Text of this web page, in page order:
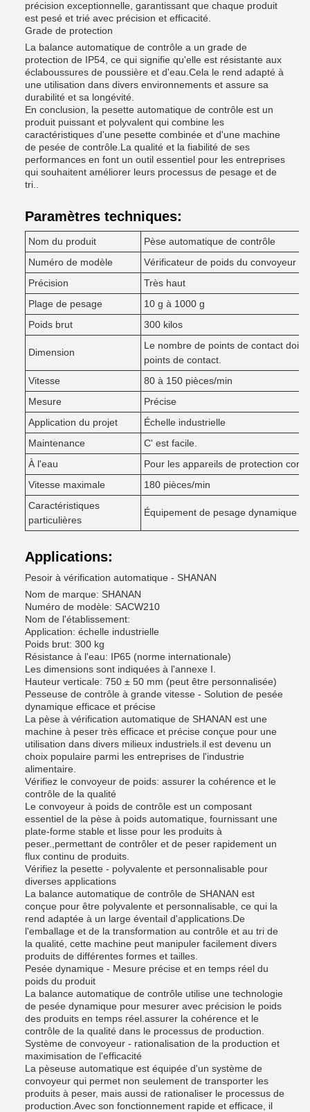
précision exceptionnelle, garantissant que chaque produit
est pesé et trié avec précision et efficacité.
Grade de protection
La balance automatique de contrôle a un grade de
protection de IP54, ce qui signifie qu'elle est résistante aux
éclaboussures de poussière et d'eau.Cela le rend adapté à
une utilisation dans divers environnements et assure sa
durabilité et sa longévité.
En conclusion, la pesette automatique de contrôle est un
produit puissant et polyvalent qui combine les
caractéristiques d'une pesette combinée et d'une machine
de pesée de contrôle.La qualité et la fiabilité de ses
performances en font un outil essentiel pour les entreprises
qui souhaitent améliorer leurs processus de pesage et de
tri..
Paramètres techniques:
Nom du produit
Pèse automatique de contrôle
Numéro de modèle
Vérificateur de poids du convoyeur
Précision
Très haut
Plage de pesage
10 g à 1000 g
Poids brut
300 kilos
Dimension
Le nombre de points de contact doit
points de contact.
Vitesse
80 à 150 pièces/min
Mesure
Précise
Application du projet
Échelle industrielle
Maintenance
C' est facile.
À l'eau
Pour les appareils de protection
Vitesse maximale
180 pièces/min
Caractéristiques
particulières
Équipement de pesage dynamique
Applications:
Pesoir à vérification automatique - SHANAN
Nom de marque: SHANAN
Numéro de modèle: SACW210
Nom de l'établissement:
Application: échelle industrielle
Poids brut: 300 kg
Résistance à l'eau: IP65 (norme internationale)
Les dimensions sont indiquées à l'annexe I.
Hauteur verticale: 750 ± 50 mm (peut être personnalisée)
Pesseuse de contrôle à grande vitesse - Solution de pesée
dynamique efficace et précise
La pèse à vérification automatique de SHANAN est une
machine à peser très efficace et précise conçue pour une
utilisation dans divers milieux industriels.il est devenu un
choix populaire parmi les entreprises de l'industrie
alimentaire.
Vérifiez le convoyeur de poids: assurer la cohérence et le
contrôle de la qualité
Le convoyeur à poids de contrôle est un composant
essentiel de la pèse à poids automatique, fournissant une
plate-forme stable et lisse pour les produits à
peser.,permettant de contrôler et de peser rapidement un
flux continu de produits.
Vérifiez la pesette - polyvalente et personnalisable pour
diverses applications
La balance automatique de contrôle de SHANAN est
conçue pour être polyvalente et personnalisable, ce qui la
rend adaptée à un large éventail d'applications.De
l'emballage et de la transformation au contrôle et au tri de
la qualité, cette machine peut manipuler facilement divers
produits de différentes formes et tailles.
Pesée dynamique - Mesure précise et en temps réel du
poids du produit
La balance automatique de contrôle utilise une technologie
de pesée dynamique pour mesurer avec précision le poids
des produits en temps réel.assurer la cohérence et le
contrôle de la qualité dans le processus de production.
Système de convoyeur - rationalisation de la production et
maximisation de l'efficacité
La pèseuse automatique est équipée d'un système de
convoyeur qui permet non seulement de transporter les
produits à peser, mais aussi de rationaliser le processus de
production.Avec son fonctionnement rapide et efficace, il